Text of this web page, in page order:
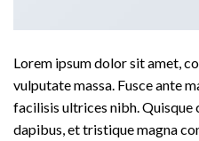
Lorem ipsum dolor sit amet,
vulputate massa. Fusce ante
facilisis ultrices nibh.
dapibus, et tristique magna